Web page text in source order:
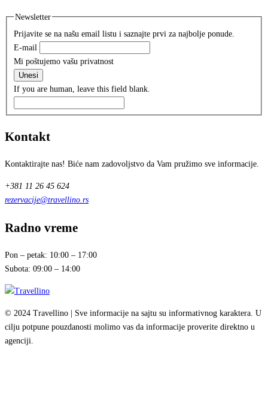
Newsletter
Prijavite se na našu email listu i saznajte prvi za najbolje ponude.
E-mail
Mi poštujemo vašu privatnost
Unesi
If you are human, leave this field blank.
Kontakt
Kontaktirajte nas! Biće nam zadovoljstvo da Vam pružimo sve informacije.
+381 11 26 45 624
rezervacije@travellino.rs
Radno vreme
Pon – petak: 10:00 – 17:00
Subota: 09:00 – 14:00
© 2024 Travellino | Sve informacije na sajtu su informativnog karaktera. U
cilju potpune pouzdanosti molimo vas da informacije proverite direktno u
agenciji.